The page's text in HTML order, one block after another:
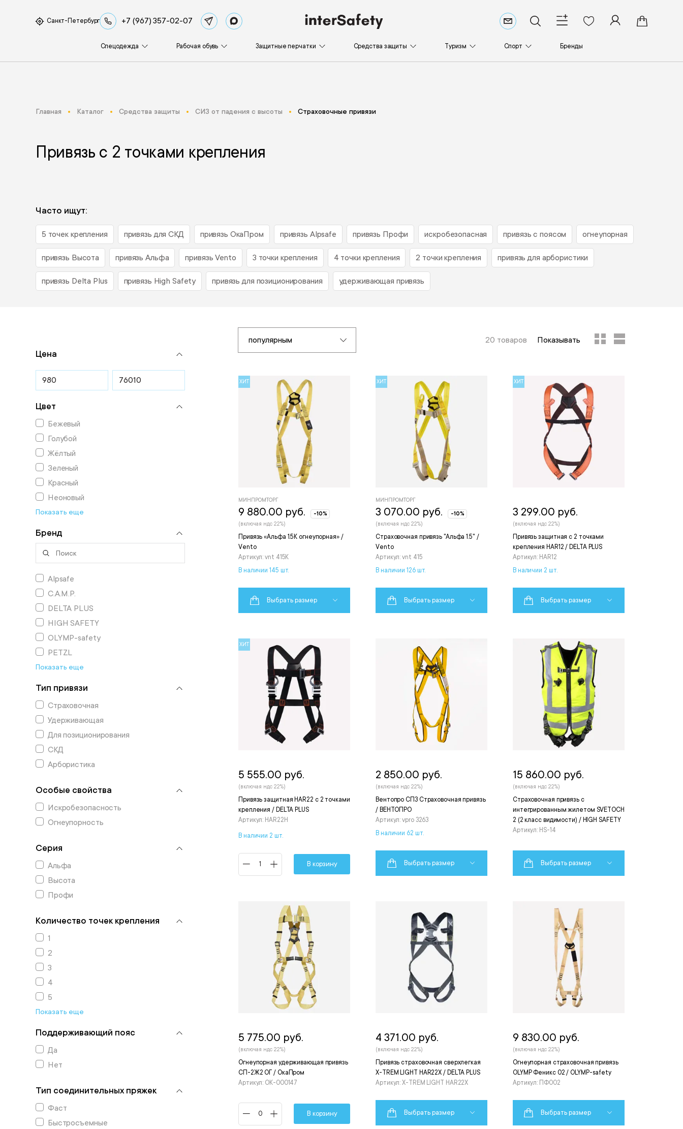
Санкт-Петербург +7 (967) 357-02-07
Спецодежда Рабочая обувь Защитные перчатки Средства защиты Туризм Спорт Бренды
Главная Каталог Средства защиты СИЗ от падения с высоты Страховочные привязи
Привязь с 2 точками крепления
Часто ищут:
5 точек крепления привязь для СКД привязь ОкаПром привязь Alpsafe привязь Профи искробезопасная привязь с поясом огнеупорная
привязь Высота привязь Альфа привязь Vento 3 точки крепления 4 точки крепления 2 точки крепления привязь для арбористики
привязь Delta Plus привязь High Safety привязь для позиционирования удерживающая привязь
Цена
Цвет
Бежевый
Голубой
Жёлтый
Зеленый
Красный
Неоновый
Показать еще
Бренд
Alpsafe
C.A.M.P.
DELTA PLUS
HIGH SAFETY
OLYMP-safety
PETZL
Показать еще
Тип привязи
Страховочная
Удерживающая
Для позиционирования
СКД
Арбористика
Особые свойства
Искробезопасность
Огнеупорность
Серия
Альфа
Высота
Профи
Количество точек крепления
1
2
3
4
5
Показать еще
Поддерживающий пояс
Да
Нет
Тип соединительных пряжек
Фаст
Быстросъемные
популярным 20 товаров Показывать
ХИТ
Привязь «Альфа 1.5К огнеупорная» /
Vento
Артикул: vnt 415K
МИНПРОМТОРГ
9 880.00 руб.
-10%
(включая ндс 22%)
В наличии 145 шт.
Выбрать размер
ХИТ
Страховочная привязь "Альфа 1.5" /
Vento
Артикул: vnt 415
МИНПРОМТОРГ
3 070.00 руб.
-10%
(включая ндс 22%)
В наличии 126 шт.
Выбрать размер
ХИТ
Привязь защитная с 2 точками
крепления HAR12 / DELTA PLUS
Артикул: HAR12
3 299.00 руб.
(включая ндс 22%)
В наличии 2 шт.
Выбрать размер
ХИТ
Привязь защитная HAR22 с 2 точками
крепления / DELTA PLUS
Артикул: HAR22H
5 555.00 руб.
(включая ндс 22%)
В наличии 2 шт.
В корзину
Вентопро СП3 Страховочная привязь
/ ВЕНТОПРО
Артикул: vpro 3263
2 850.00 руб.
(включая ндс 22%)
В наличии 62 шт.
Выбрать размер
Страховочная привязь с
интегрированным жилетом SVETOCH
2 (2 класс видимости) / HIGH SAFETY
Артикул: HS-14
15 860.00 руб.
(включая ндс 22%)
Выбрать размер
Огнеупорная удерживающая привязь
СП-2Ж2 ОГ / ОкаПром
Артикул: ОК-000147
5 775.00 руб.
(включая ндс 22%)
В корзину
Привязь страховочная сверхлегкая
X-TREM LIGHT HAR22X / DELTA PLUS
Артикул: X-TREM LIGHT HAR22X
4 371.00 руб.
(включая ндс 22%)
Выбрать размер
Огнеупорная страховочная привязь
OLYMP Феникс 02 / OLYMP-safety
Артикул: ПФ002
9 830.00 руб.
(включая ндс 22%)
Выбрать размер